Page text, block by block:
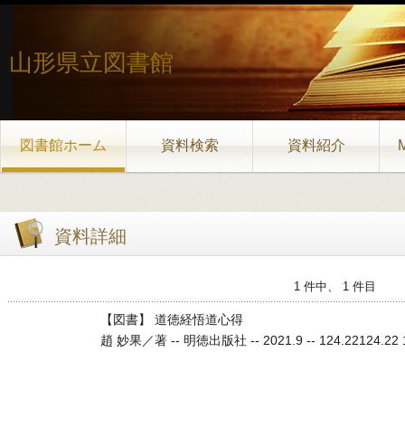
山形県立図書館
図書館ホーム 資料検索 資料紹介
資料詳細
1 件中、 1 件目
【図書】 道徳経悟道心得
趙 妙果／著 -- 明徳出版社 -- 2021.9 -- 124.22124.22